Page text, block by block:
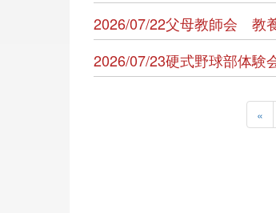
2026/07/22父母教師会 教
2026/07/23硬式野球部体験
«